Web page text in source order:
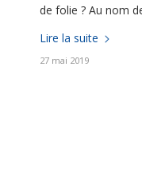
de folie ? Au nom
Lire la suite
27 mai 2019